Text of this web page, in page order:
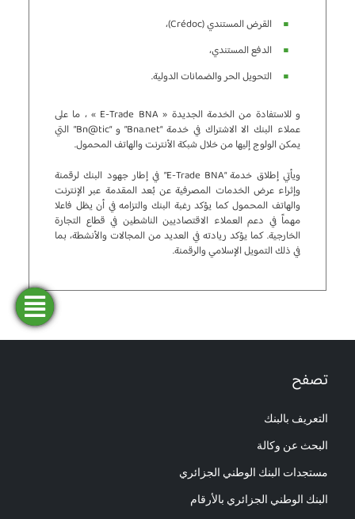
القرض المستندي (Crédoc)،
الدفع المستندي،
التحويل الحر والضمانات الدولية.
و للاستفادة من الخدمة الجديدة « E-Trade BNA » ، ما على
عملاء البنك الا الاشتراك في خدمة “Bna.net” و “Bn@tic” التي
يمكن الولوج إليها من خلال شبكة الأنترنت والهاتف المحمول.
ويأتي إطلاق خدمة “E-Trade BNA” في إطار جهود البنك لرقمنة
وإثراء عرض الخدمات المصرفية عن بُعد المقدمة عبر الإنترنت
والهاتف المحمول كما يؤكد رغبة البنك والتزامه في أن يظل فاعلا
مهماً في دعم العملاء الاقتصاديين الناشطين في قطاع التجارة
الخارجية. كما يؤكد ريادته في العديد من المجالات والأنشطة، بما
في ذلك التمويل الإسلامي والرقمنة.
تصفح
التعريف بالبنك
البحث عن وكالة
مستجدات البنك الوطني الجزائري
البنك الوطني الجزائري بالأرقام
ابحث
عن وكالة
طلب
تمويل
المحاكاة
فتح
حساب